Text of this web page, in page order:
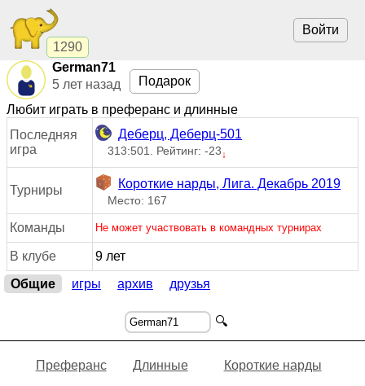
1290
Войти
German71
5 лет назад
Подарок
Любит играть в преферанс и длинные
Последняя
игра
Деберц, Деберц-501
313:501. Рейтинг: -23↓
Турниры Короткие нарды, Лига. Декабрь 2019
Место: 167
Команды Не может участвовать в командных турнирах
В клубе
9 лет
Общие
игры архив друзья
🔍
Преферанс Длинные Короткие нарды